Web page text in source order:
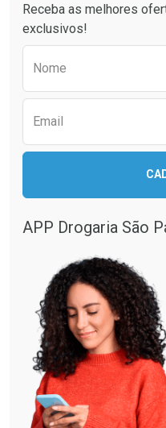
Receba as melhores
exclusivos!
Nome
Email
APP Drogaria São